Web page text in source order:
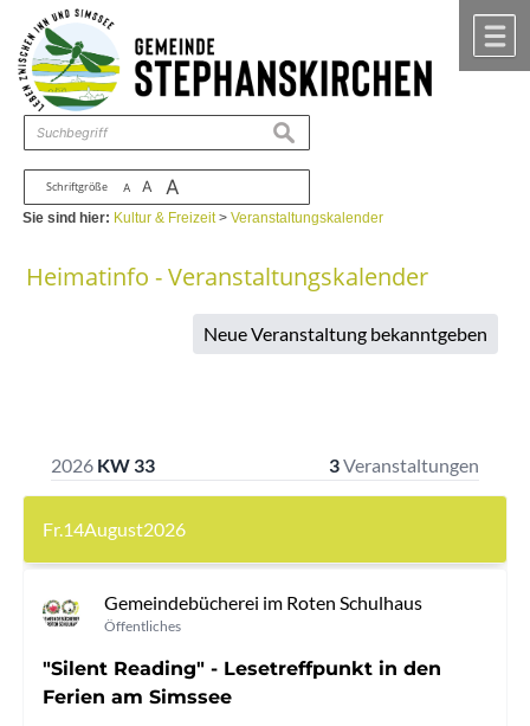
Zum Inhalt ,zur Navigation
Schriftgröße A A A
suchen
Sie sind hier: Kultur & Freizeit>Veranstaltungskalender
Heimatinfo - Veranstaltungskalender